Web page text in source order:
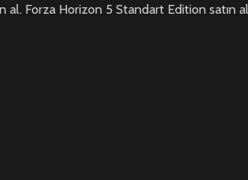
al. Forza Horizon 5 Standart Edition